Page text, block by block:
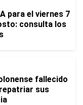
para el viernes 7
consulta los
fallecido
sus